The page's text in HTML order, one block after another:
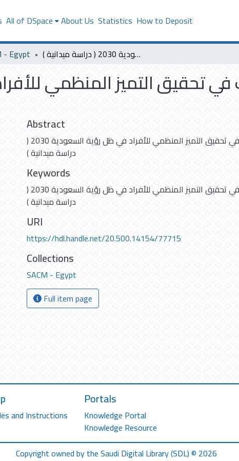
All of DSpace About Us Statistics How to Deposit
- Egypt دور إدارة المواهب في تحقيق التميز المنظمي للأفراد في ظل رؤية السعودية 2030 ( دراسة ميدانية )
في تحقيق التميز المنظمي
Abstract
دور إدارة المواهب في تحقيق التميز المنظمي للأفراد في ظل رؤية السعودية 2030 (
دراسة ميدانية )
Keywords
دور إدارة المواهب في تحقيق التميز المنظمي للأفراد في ظل رؤية السعودية 2030 (
دراسة ميدانية )
URI
https://hdl.handle.net/20.500.14154/77715
Collections
SACM - Egypt
Full item page
and Instructions
Portals
Knowledge Portal
Knowledge Resource
Copyright owned by the Saudi Digital Library (SDL) © 2026